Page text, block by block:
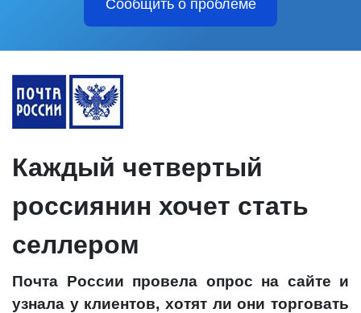
Сообщить о проблеме
Каждый четвертый
россиянин хочет стать
селлером
Почта России провела опрос на сайте и
узнала у клиентов, хотят ли они торговать